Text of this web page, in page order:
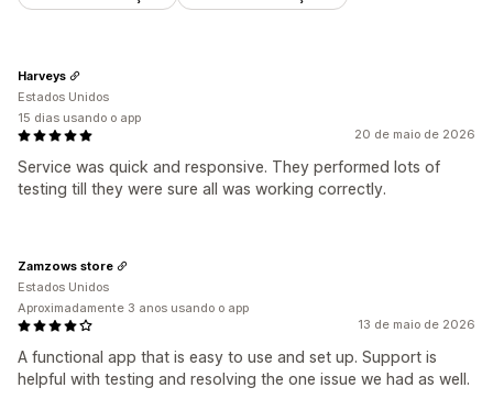
20 de maio de 2026
Service was quick and responsive. They performed lots of
testing till they were sure all was working correctly.
Harveys
Estados Unidos
15 dias usando o app
13 de maio de 2026
A functional app that is easy to use and set up. Support is
helpful with testing and resolving the one issue we had as well.
Zamzows store
Estados Unidos
Aproximadamente 3 anos usando o app